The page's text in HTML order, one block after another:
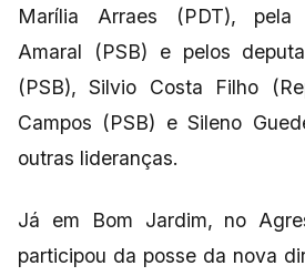
Marília Arraes (PDT), pela
Amaral (PSB) e pelos
(PSB), Silvio Costa Filho
Campos (PSB) e Sileno
outras lideranças.
Já em Bom Jardim, no
participou da posse da nova